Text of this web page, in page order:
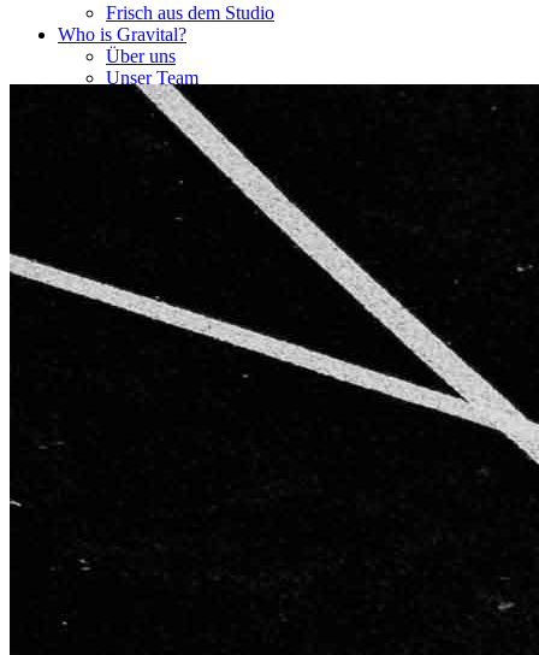
Frisch aus dem Studio
Who is Gravital?
Über uns
Unser Team
AGB
Impressum
Datenschutzerklärung
Starke Partner für starke Ergebnisse